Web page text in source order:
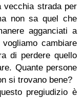
vecchia strada per
non sa quel che
agganciati a
cambiare
di perdere quello
Quante persone
si trovano bene?
pregiudizio è